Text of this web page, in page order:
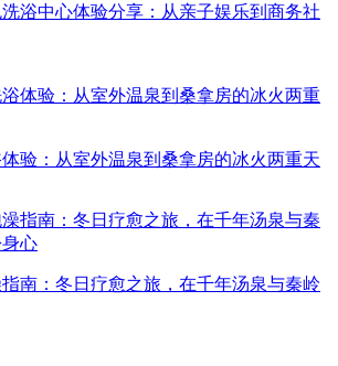
浴中心体验分享：从亲子娱乐到商务社
验：从室外温泉到桑拿房的冰火两重天
南：冬日疗愈之旅，在千年汤泉与秦岭